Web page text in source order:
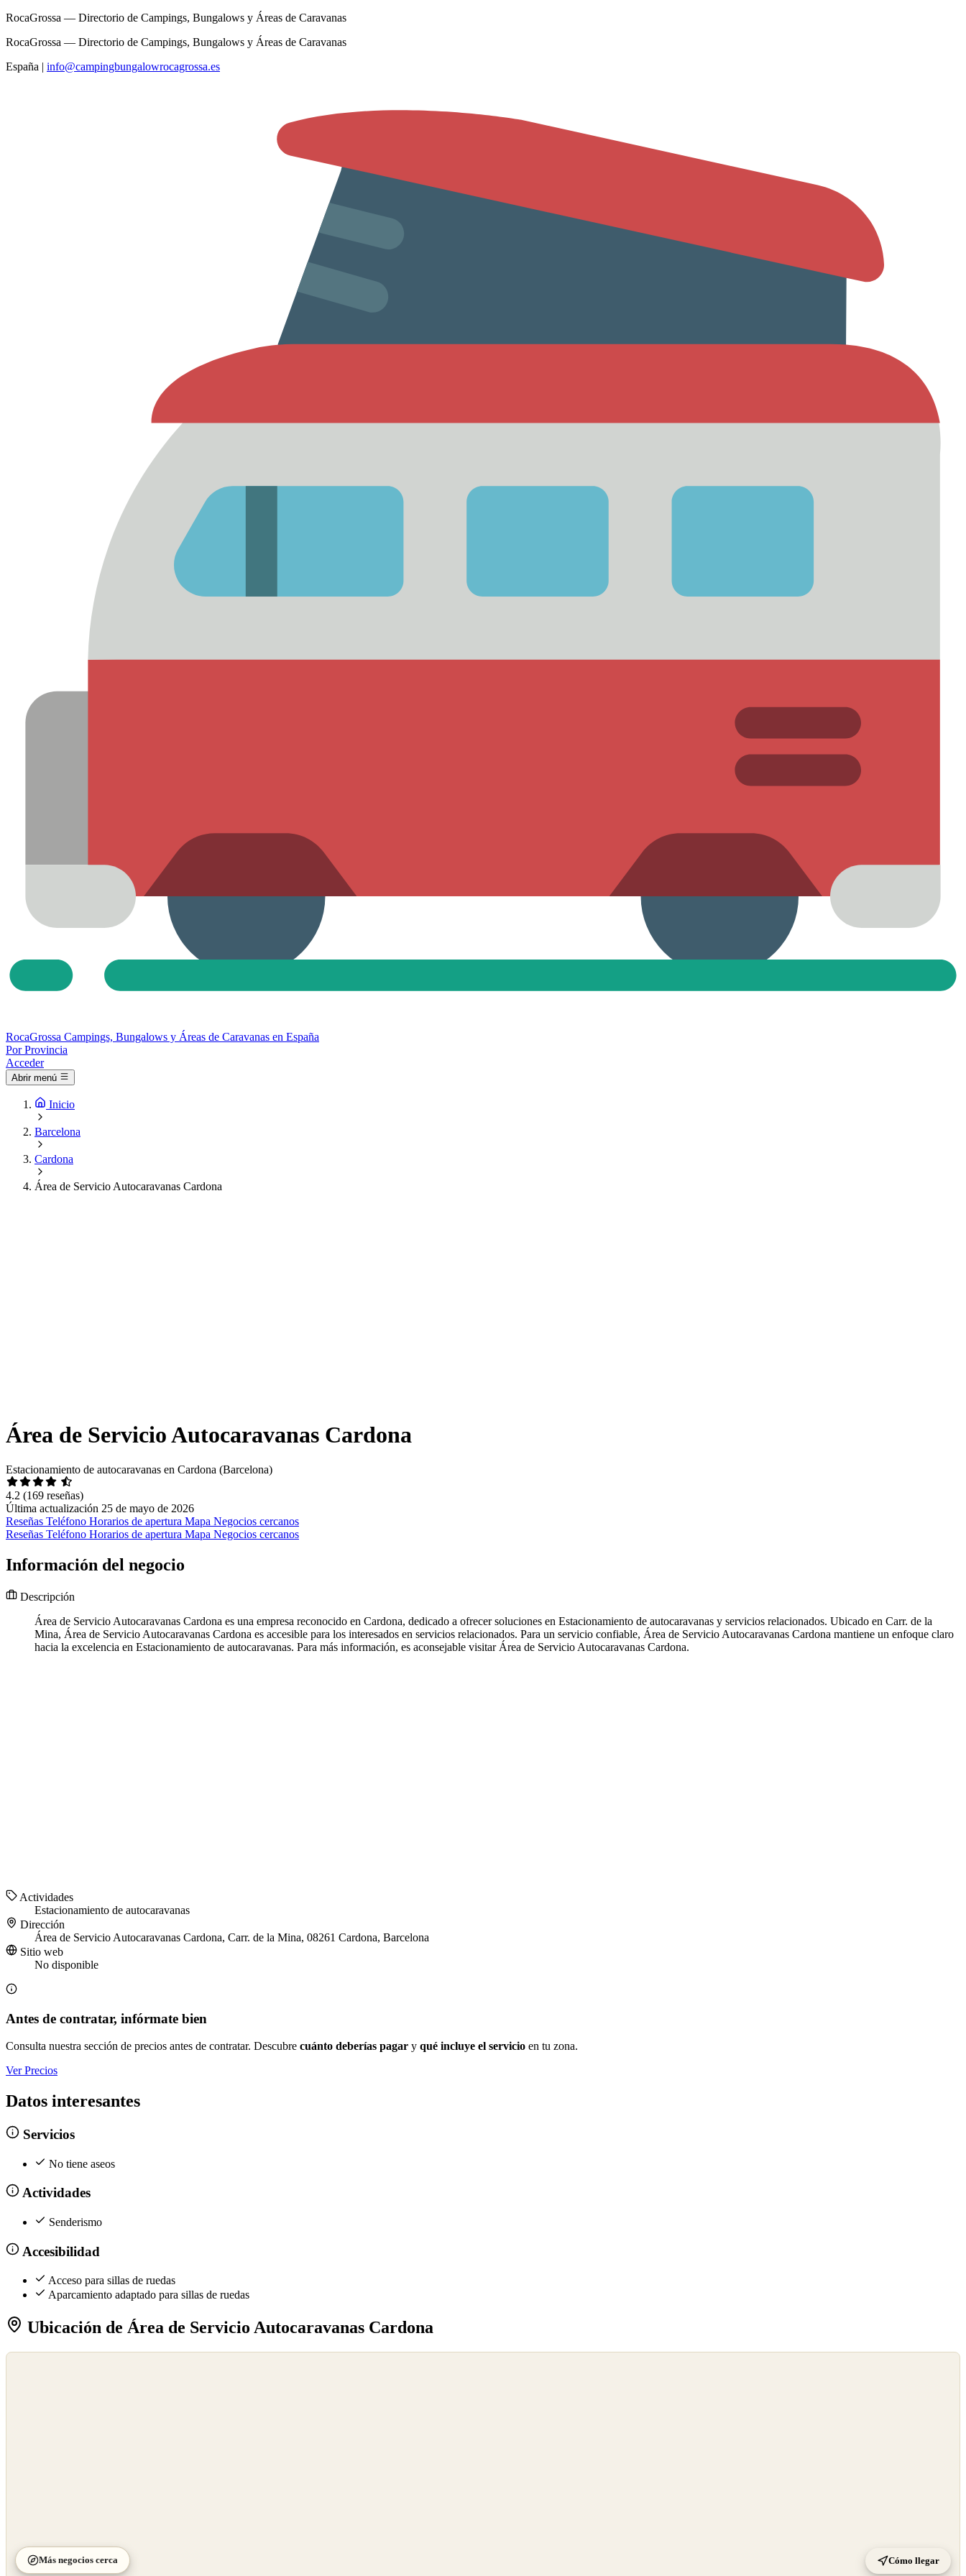
RocaGrossa — Directorio de Campings, Bungalows y Áreas de Caravanas
RocaGrossa — Directorio de Campings, Bungalows y Áreas de Caravanas
España | info@campingbungalowrocagrossa.es
RocaGrossa Campings, Bungalows y Áreas de Caravanas en España
Por Provincia
Acceder
Abrir menú
Inicio
Barcelona
Cardona
Área de Servicio Autocaravanas Cardona
Área de Servicio Autocaravanas Cardona
Estacionamiento de autocaravanas en Cardona (Barcelona)
4.2 (169 reseñas)
Última actualización 25 de mayo de 2026
Reseñas Teléfono Horarios de apertura Mapa Negocios cercanos
Reseñas Teléfono Horarios de apertura Mapa Negocios cercanos
Información del negocio
Descripción
Área de Servicio Autocaravanas Cardona es una empresa reconocido en Cardona, dedicado a ofrecer soluciones en Estacionamiento de autocaravanas y servicios relacionados. Ubicado en Carr. de la
Mina, Área de Servicio Autocaravanas Cardona es accesible para los interesados en servicios relacionados. Para un servicio confiable, Área de Servicio Autocaravanas Cardona mantiene un enfoque claro
hacia la excelencia en Estacionamiento de autocaravanas. Para más información, es aconsejable visitar Área de Servicio Autocaravanas Cardona.
Actividades
Estacionamiento de autocaravanas
Dirección
Área de Servicio Autocaravanas Cardona, Carr. de la Mina, 08261 Cardona, Barcelona
Sitio web
No disponible
Antes de contratar, infórmate bien
Consulta nuestra sección de precios antes de contratar. Descubre cuánto deberías pagar y qué incluye el servicio en tu zona.
Ver Precios
Datos interesantes
Servicios
No tiene aseos
Actividades
Senderismo
Accesibilidad
Acceso para sillas de ruedas
Aparcamiento adaptado para sillas de ruedas
Ubicación de Área de Servicio Autocaravanas Cardona
Más negocios cerca Cómo llegar